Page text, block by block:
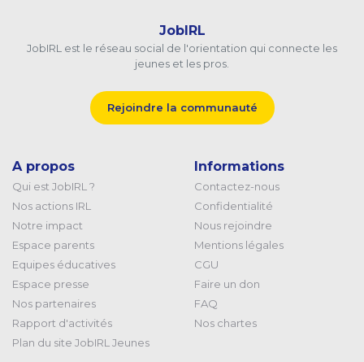
JobIRL
JobIRL est le réseau social de l'orientation qui connecte les
jeunes et les pros.
Rejoindre la communauté
A propos
Qui est JobIRL ?
Nos actions IRL
Notre impact
Espace parents
Equipes éducatives
Espace presse
Nos partenaires
Rapport d'activités
Plan du site JobIRL Jeunes
Informations
Contactez-nous
Confidentialité
Nous rejoindre
Mentions légales
CGU
Faire un don
FAQ
Nos chartes